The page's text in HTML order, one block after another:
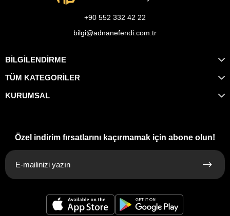
+90 552 332 42 22
bilgi@adnanefendi.com.tr
BİLGİLENDİRME
TÜM KATEGORİLER
KURUMSAL
Özel indirim fırsatlarını kaçırmamak için abone olun!